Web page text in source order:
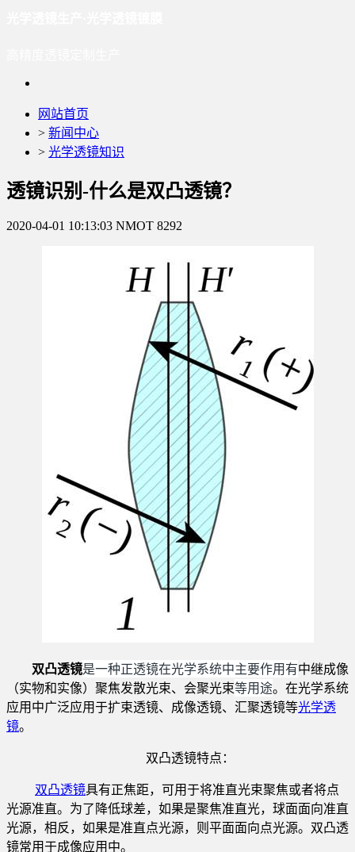
网站首页
> 新闻中心
> 光学透镜知识
透镜识别-什么是双凸透镜？
2020-04-01 10:13:03 NMOT 8292
双凸透镜是一种正透镜在光学系统中主要作用有中继成像
（实物和实像）聚焦发散光束、会聚光束等用途。在光学系统
应用中广泛应用于扩束透镜、 成像透镜、 汇聚透镜等光学透
镜。
双凸透镜特点：
双凸透镜具有正焦距，可用于将准直光束聚焦或者将点
光源准直。为了降低球差，如果是聚焦准直光，球面面向准直
光源，相反，如果是准直点光源，则平面面向点光源。双凸透
镜常用于成像应用中。